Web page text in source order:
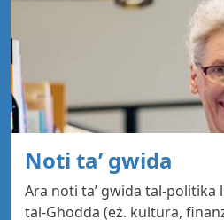
Noti ta’ gwida
Ara noti ta’ gwida tal-
tal-Għodda (eż. kultura,